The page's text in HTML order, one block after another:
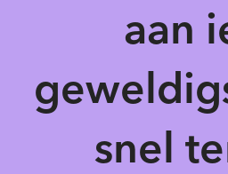
aan
snel